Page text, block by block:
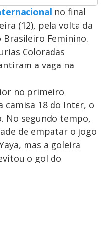
no final
(12), pela volta da
Feminino.
Coloradas
a vaga na
no primeiro
camisa 18 do Inter, o
No segundo tempo,
de empatar o jogo
mas a goleira
o gol do